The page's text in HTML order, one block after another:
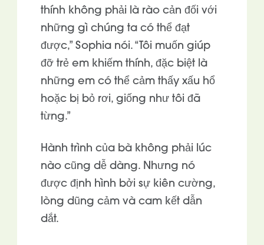
thính không phải là rào cản đối với
những gì chúng ta có thể đạt
được,” Sophia nói. “Tôi muốn giúp
đỡ trẻ em khiếm thính, đặc biệt là
những em có thể cảm thấy xấu hổ
hoặc bị bỏ rơi, giống như tôi đã
từng.”
Hành trình của bà không phải lúc
nào cũng dễ dàng. Nhưng nó
được định hình bởi sự kiên cường,
lòng dũng cảm và cam kết dẫn
dắt.